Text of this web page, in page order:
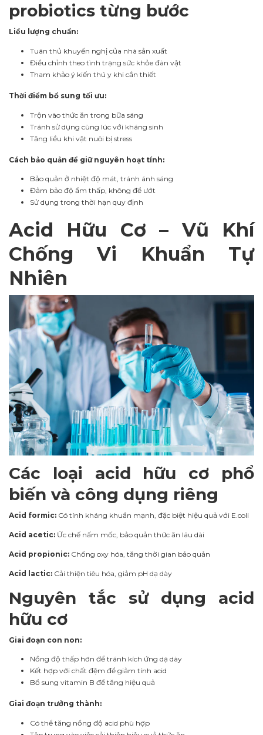
probiotics từng bước
Liều lượng chuẩn:
Tuân thủ khuyến nghị của nhà sản xuất
Điều chỉnh theo tình trạng sức khỏe đàn vật
Tham khảo ý kiến thú y khi cần thiết
Thời điểm bổ sung tối ưu:
Trộn vào thức ăn trong bữa sáng
Tránh sử dụng cùng lúc với kháng sinh
Tăng liều khi vật nuôi bị stress
Cách bảo quản để giữ nguyên hoạt tính:
Bảo quản ở nhiệt độ mát, tránh ánh sáng
Đảm bảo độ ẩm thấp, không để ướt
Sử dụng trong thời hạn quy định
Acid Hữu Cơ – Vũ Khí
Chống Vi Khuẩn Tự
Nhiên
Các loại acid hữu cơ phổ
biến và công dụng riêng
Acid formic: Có tính kháng khuẩn mạnh, đặc biệt hiệu quả với E.coli
Acid acetic: Ức chế nấm mốc, bảo quản thức ăn lâu dài
Acid propionic: Chống oxy hóa, tăng thời gian bảo quản
Acid lactic: Cải thiện tiêu hóa, giảm pH dạ dày
Nguyên tắc sử dụng acid
hữu cơ
Giai đoạn con non:
Nồng độ thấp hơn để tránh kích ứng dạ dày
Kết hợp với chất đệm để giảm tính acid
Bổ sung vitamin B để tăng hiệu quả
Giai đoạn trưởng thành:
Có thể tăng nồng độ acid phù hợp